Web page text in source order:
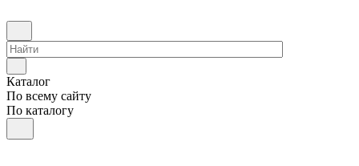
Каталог
По всему сайту
По каталогу